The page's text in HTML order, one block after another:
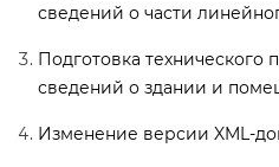
сведений о части
Подготовка технического
сведений о здании и
Изменение версии XML-